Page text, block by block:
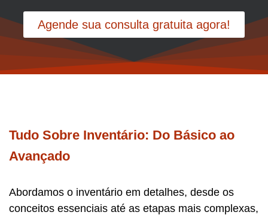
Agende sua consulta gratuita agora!
Tudo Sobre Inventário: Do Básico ao
Avançado
Abordamos o inventário em detalhes, desde os
conceitos essenciais até as etapas mais complexas,